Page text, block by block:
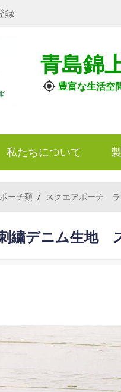
録
青島錦
豊富な生活空
私たちについて
ポーチ類 / スクエアポーチ ラ
繍デニム生地